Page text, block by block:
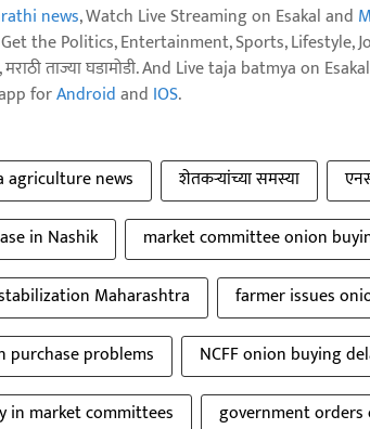
news, Watch Live Streaming on Esakal and
the Politics, Entertainment, Sports, Lifestyle,
मराठी ताज्या घडामोडी. And Live taja batmya on
forAndroidand IOS.
agriculture news शेतकऱ्यांच्या समस्या
in Nashik
market committee onion
Maharashtra
farmer issues
purchase problems
NCFF onion buying
in market committees
government